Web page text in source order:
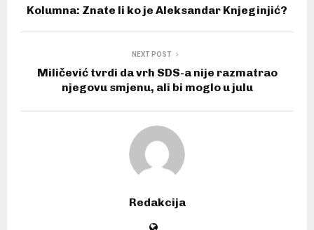
Kolumna: Znate li ko je Aleksandar Knjeginjić?
NEXT POST
Miličević tvrdi da vrh SDS-a nije razmatrao
njegovu smjenu, ali bi moglo u julu
Redakcija